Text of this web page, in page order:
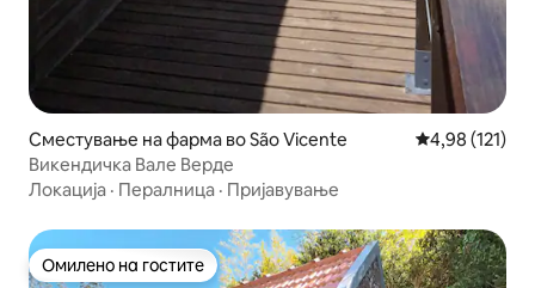
Сместување на фарма во São Vicente Просечна
4,98 (121)
Викендичка Вале Верде
Локација · Пералница · Пријавување
Омилено на гостите
Омилено на гостите